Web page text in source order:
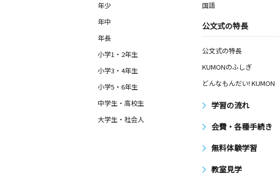
年少
年中
年長
小学1・2年生
小学3・4年生
小学5・6年生
中学生・高校生
大学生・社会人
国語
公文式の特長
公文式の特長
KUMONのふしぎ
どんなもんだい! KUMON
学習の流れ
会費・各種手続き
無料体験学習
教室見学